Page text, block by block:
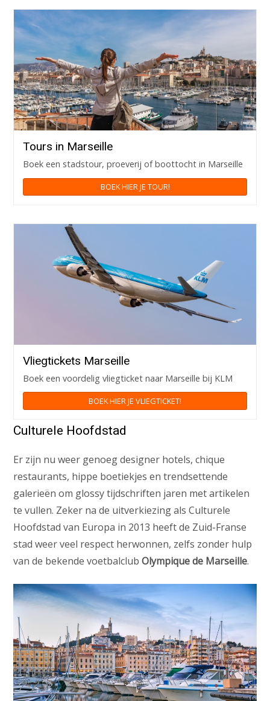
Tours in Marseille
Boek een stadstour, proeverij of boottocht in Marseille
BOEK HIER JE TOUR!
Vliegtickets Marseille
Boek een voordelig vliegticket naar Marseille bij KLM
BOEK HIER JE VLIEGTICKET!
Culturele Hoofdstad
Er zijn nu weer genoeg designer hotels, chique
restaurants, hippe boetiekjes en trendsettende
galerieën om glossy tijdschriften jaren met artikelen
te vullen. Zeker na de uitverkiezing als Culturele
Hoofdstad van Europa in 2013 heeft de Zuid-Franse
stad weer veel respect herwonnen, zelfs zonder hulp
van de bekende voetbalclubOlympique de Marseille.